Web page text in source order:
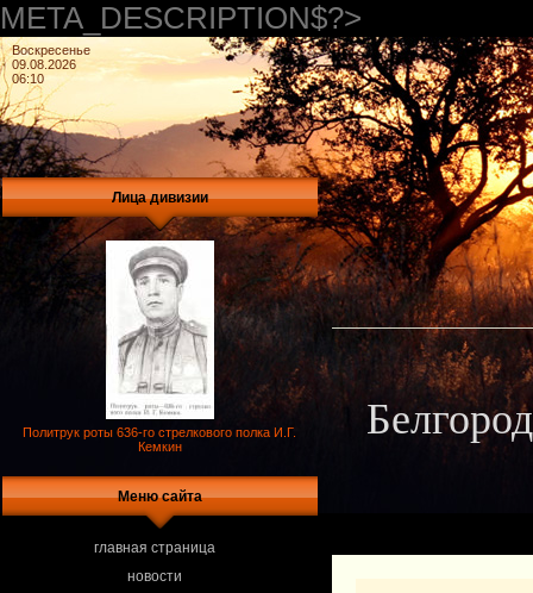
META_DESCRIPTION$?>
Воскресенье
09.08.2026
06:10
Лица дивизии
Политрук роты 636-го стрелкового полка И.Г.
Кемкин
Меню сайта
главная страница
новости